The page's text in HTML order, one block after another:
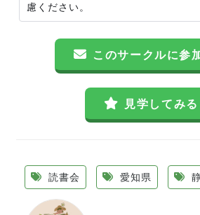
慮ください。
このサークルに参
見学してみる
読書会 愛知県